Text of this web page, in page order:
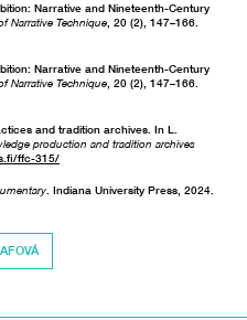
Narrative and Nineteenth-Century
Narrative Technique , 20 (2), 147–166.
Narrative and Nineteenth-Century
Narrative Technique , 20 (2), 147–166.
and tradition archives. In L.
production and tradition archives
ffc-315/
. Indiana University Press, 2024.